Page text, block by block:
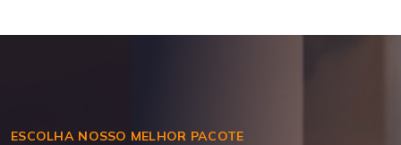
ESCOLHA NOSSO MELHOR PACOTE